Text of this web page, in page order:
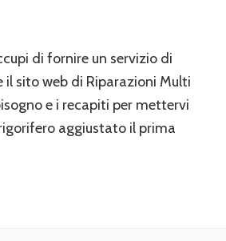
di fornire un servizio di
sito web di Riparazioni Multi
e i recapiti per mettervi
aggiustato il prima